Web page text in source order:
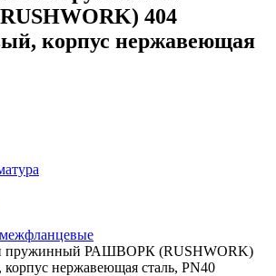
404
корпус нержавеющая
пружинный РАШВОРК (RUSHWORK)
нержавеющая сталь, PN40